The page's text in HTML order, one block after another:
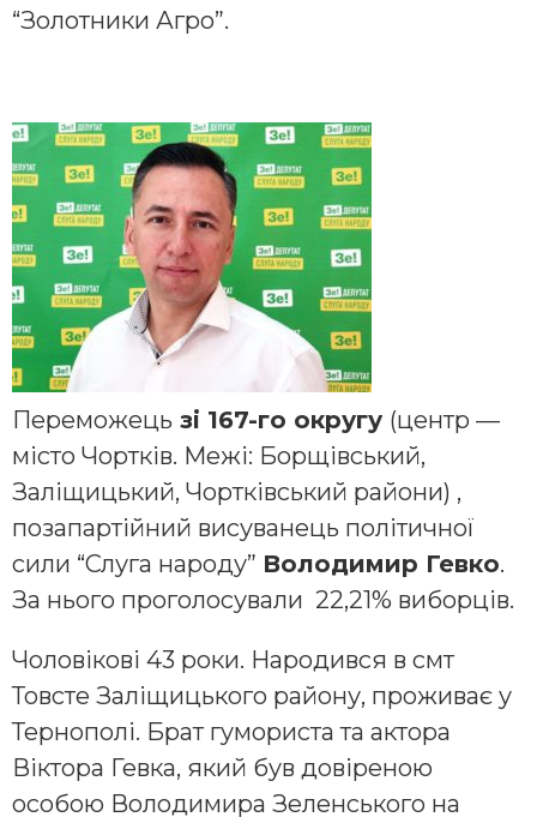
“Золотники Агро”.
Переможець зі 167-го округу (центр —
місто Чортків. Межі: Борщівський,
Заліщицький, Чортківський райони) ,
позапартійний висуванець політичної
сили “Слуга народу” Володимир Гевко.
За нього проголосували 22,21% виборців.
Чоловікові 43 роки. Народився в смт
Товсте Заліщицького району, проживає у
Тернополі. Брат гумориста та актора
Віктора Гевка, який був довіреною
особою Володимира Зеленського на